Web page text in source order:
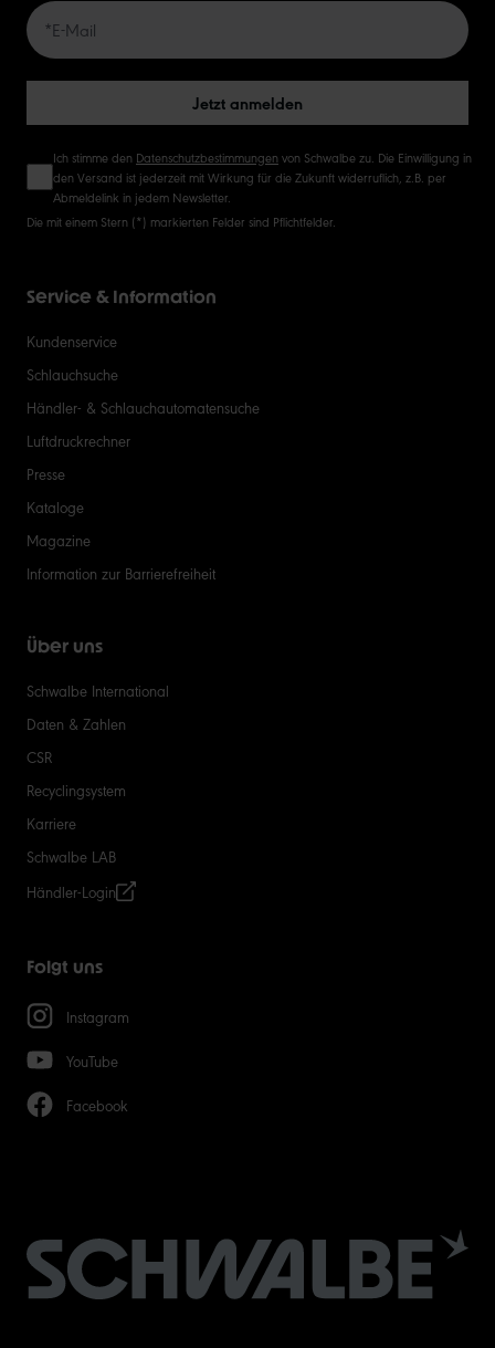
Jetzt anmelden
Ich stimme den Datenschutzbestimmungen von Schwalbe zu. Die Einwilligung in
den Versand ist jederzeit mit Wirkung für die Zukunft widerruflich, z.B. per
Abmeldelink in jedem Newsletter.
Die mit einem Stern (*) markierten Felder sind Pflichtfelder.
Service & Information
Kundenservice
Schlauchsuche
Händler- & Schlauchautomatensuche
Luftdruckrechner
Presse
Kataloge
Magazine
Information zur Barrierefreiheit
Über uns
Schwalbe International
Daten & Zahlen
CSR
Recyclingsystem
Karriere
Schwalbe LAB
Händler-Login
Folgt uns
Instagram
YouTube
Facebook